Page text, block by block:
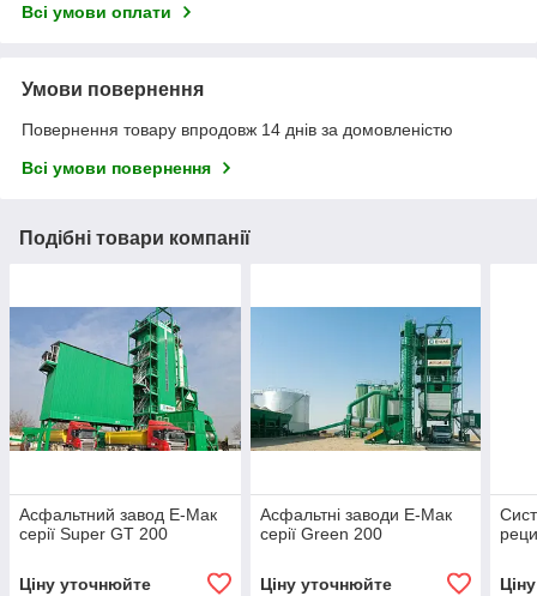
Всі умови оплати
Умови повернення
Повернення товару впродовж 14 днів за домовленістю
Всі умови повернення
Подібні товари компанії
Асфальтний завод Е-Мак
серії Super GT 200
Ціну уточнюйте
Асфальтні заводи Е-Мак
серії Green 200
Ціну уточнюйте